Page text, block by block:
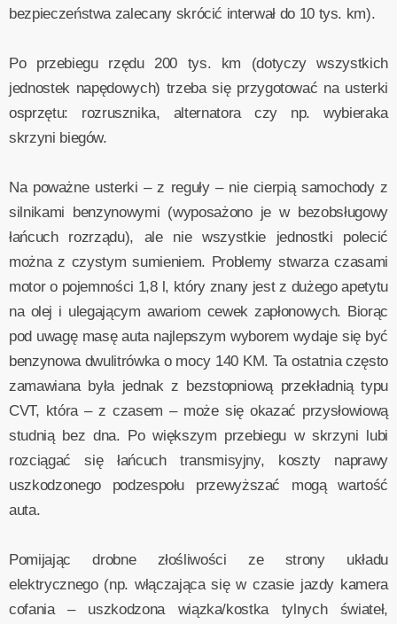
bezpieczeństwa zalecany skrócić interwał do 10 tys. km).
Po przebiegu rzędu 200 tys. km (dotyczy wszystkich
jednostek napędowych) trzeba się przygotować na usterki
osprzętu: rozrusznika, alternatora czy np. wybieraka
skrzyni biegów.
Na poważne usterki – z reguły – nie cierpią samochody z
silnikami benzynowymi (wyposażono je w bezobsługowy
łańcuch rozrządu), ale nie wszystkie jednostki polecić
można z czystym sumieniem. Problemy stwarza czasami
motor o pojemności 1,8 l, który znany jest z dużego apetytu
na olej i ulegającym awariom cewek zapłonowych. Biorąc
pod uwagę masę auta najlepszym wyborem wydaje się być
benzynowa dwulitrówka o mocy 140 KM. Ta ostatnia często
zamawiana była jednak z bezstopniową przekładnią typu
CVT, która – z czasem – może się okazać przysłowiową
studnią bez dna. Po większym przebiegu w skrzyni lubi
rozciągać się łańcuch transmisyjny, koszty naprawy
uszkodzonego podzespołu przewyższać mogą wartość
auta.
Pomijając drobne złośliwości ze strony układu
elektrycznego (np. włączająca się w czasie jazdy kamera
cofania – uszkodzona wiązka/kostka tylnych świateł,